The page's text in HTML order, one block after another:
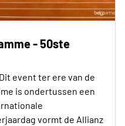
- 50ste
event ter ere van de
is ondertussen een
vormt de Allianz